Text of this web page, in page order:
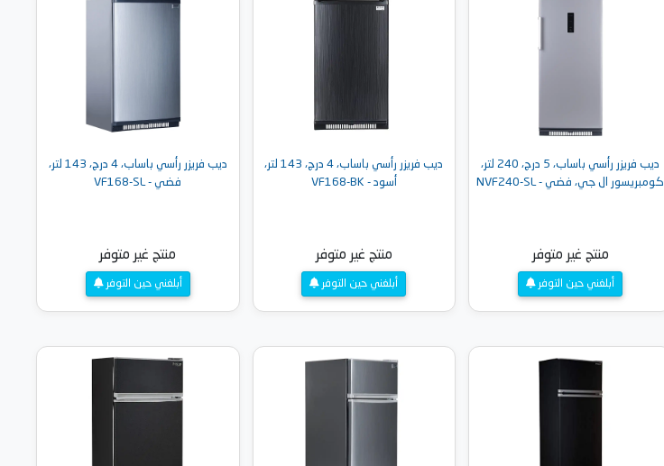
ديب فريزر رأسي باساب، 5 درج، 240 لتر،
كومبريسور ال جي، فضي - NVF240-SL
منتج غير متوفر
أبلغني حين التوفر
ديب فريزر رأسي باساب، 4 درج، 143 لتر،
أسود - VF168-BK
منتج غير متوفر
أبلغني حين التوفر
ديب فريزر رأسي باساب، 4 درج، 143 لتر،
فضي - VF168-SL
منتج غير متوفر
أبلغني حين التوفر